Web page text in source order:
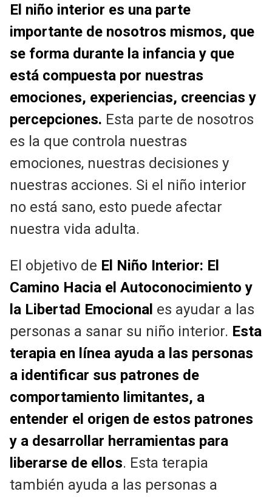
El niño interior es una parte
importante de nosotros mismos, que
se forma durante la infancia y que
está compuesta por nuestras
emociones, experiencias, creencias y
percepciones. Esta parte de nosotros
es la que controla nuestras
emociones, nuestras decisiones y
nuestras acciones. Si el niño interior
no está sano, esto puede afectar
nuestra vida adulta.
El objetivo de El Niño Interior: El
Camino Hacia el Autoconocimiento y
la Libertad Emocional es ayudar a las
personas a sanar su niño interior. Esta
terapia en línea ayuda a las personas
a identificar sus patrones de
comportamiento limitantes, a
entender el origen de estos patrones
y a desarrollar herramientas para
liberarse de ellos. Esta terapia
también ayuda a las personas a